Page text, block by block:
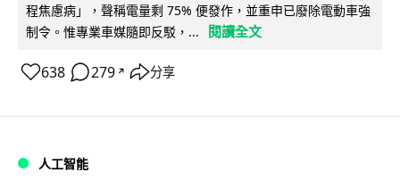
程焦慮病」，聲稱電量剩 75% 便發作，並重申已廢除電動車強
制令。惟專業車媒隨即反駁，...
閱讀全文
638 279 ↗ 分享
人工智能